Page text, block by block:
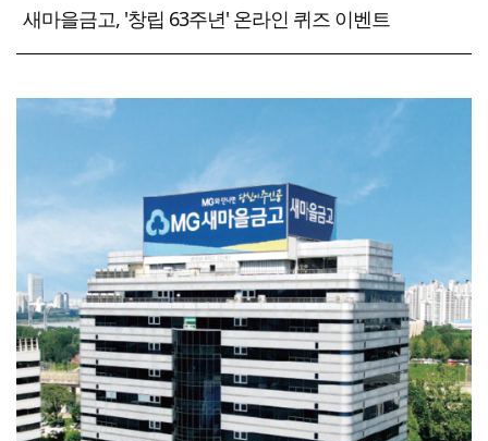
새마을금고, '창립 63주년' 온라인 퀴즈 이벤트